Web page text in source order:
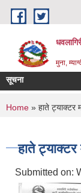
Skip to main content
मुना,
सूचना
You are
Home » हाते ट्याक्टर
हाते ट्याक्टर
Submitted on: